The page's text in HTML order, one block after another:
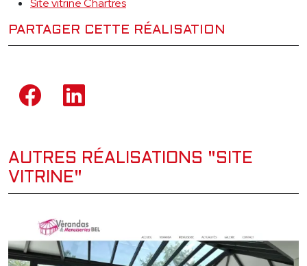
Site vitrine Chartres
PARTAGER CETTE RÉALISATION
AUTRES RÉALISATIONS "SITE
VITRINE"